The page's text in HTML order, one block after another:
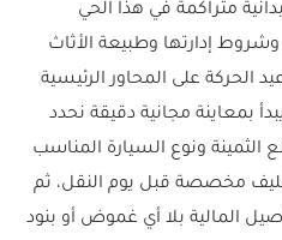
متراكمة في هذا الحي
إدارتها وطبيعة الأثاث
الحركة على المحاور الرئيسية
بمعاينة مجانية دقيقة نحدد
الثمينة ونوع السيارة المناسب
مخصصة قبل يوم النقل، ثم
المالية بلا أي غموض أو بنود